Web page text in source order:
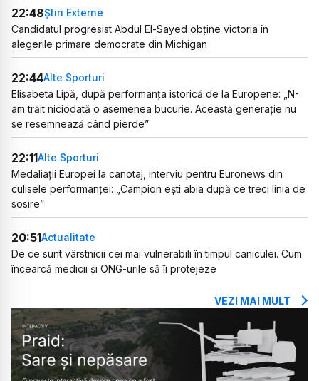
22:48Știri Externe
Candidatul progresist Abdul El-Sayed obține victoria în
alegerile primare democrate din Michigan
22:44Alte Sporturi
Elisabeta Lipă, după performanța istorică de la Europene: „N-
am trăit niciodată o asemenea bucurie. Această generație nu
se resemnează când pierde”
22:11Alte Sporturi
Medaliații Europei la canotaj, interviu pentru Euronews din
culisele performanței: „Campion ești abia după ce treci linia de
sosire”
20:51Actualitate
De ce sunt vârstnicii cei mai vulnerabili în timpul caniculei. Cum
încearcă medicii și ONG-urile să îi protejeze
VEZI MAI MULT